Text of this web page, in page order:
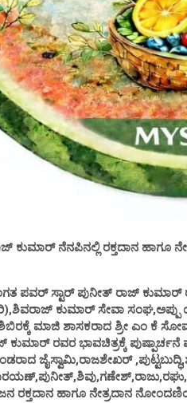
ಕುಮಾರ್ ನೆನಪಿನಲ್ಲಿ ರಕ್ತದಾನ
ಪವರ್ ಸ್ಟಾರ್ ಪುನೀತ್ ರಾಜ್
ಕುಮಾರ್ ಸೇವಾ ಸಂಘ,ಅಪ್ಪು
ಮಾಜಿ ಶಾಸಕರಾದ ಶ್ರೀ ಎಂ ಕೆ
ರವರ ಭಾವಚಿತ್ರಕ್ಕೆ ಪುಷ್ಪಾರ್ಚನೆ
ಜೈಸ್ವಾಮಿ,ರಾಜಶೇಖರ್
ಜನ ರಕ್ತದಾನ ಹಾಗೂ ನೇತ್ರದಾನ